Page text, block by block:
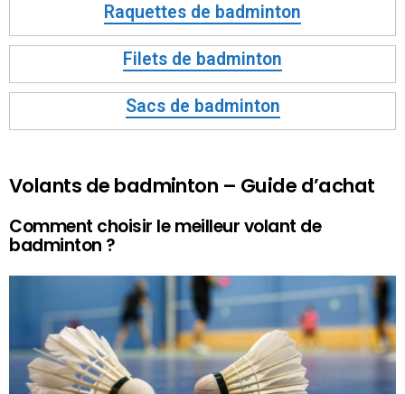
Raquettes de badminton
Filets de badminton
Sacs de badminton
Volants de badminton – Guide d’achat
Comment choisir le meilleur volant de
badminton ?